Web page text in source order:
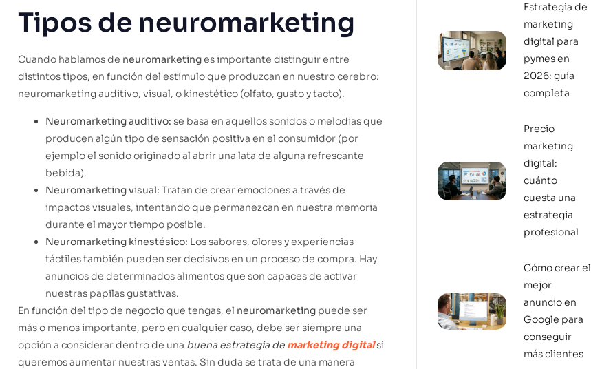
Tipos de neuromarketing
Cuando hablamos de neuromarketinges importante distinguir entre
distintos tipos, en función del estímulo que produzcan en nuestro cerebro:
neuromarketing auditivo, visual, o kinestético (olfato, gusto y tacto).
Neuromarketing auditivo: se basa en aquellos sonidos o melodias que
producen algún tipo de sensación positiva en el consumidor (por
ejemplo el sonido originado al abrir una lata de alguna refrescante
bebida).
Neuromarketing visual: Tratan de crear emociones a través de
impactos visuales, intentando que permanezcan en nuestra memoria
durante el mayor tiempo posible.
Neuromarketing kinestésico: Los sabores, olores y experiencias
táctiles también pueden ser decisivos en un proceso de compra. Hay
anuncios de determinados alimentos que son capaces de activar
nuestras papilas gustativas.
En función del tipo de negocio que tengas, el neuromarketing puede ser
más o menos importante, pero en cualquier caso, debe ser siempre una
opción a considerar dentro de una buena estrategia de marketing digitalsi
queremos aumentar nuestras ventas. Sin duda se trata de una manera
Estrategia de
marketing
digital para
pymes en
2026: guía
completa
Precio
marketing
digital:
cuánto
cuesta una
estrategia
profesional
Cómo crear el
mejor
anuncio en
Google para
conseguir
más clientes